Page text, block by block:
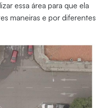
essa área para que ela
maneiras e por diferentes